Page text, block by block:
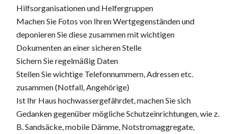
Hilfsorganisationen und Helfergruppen
Machen Sie Fotos von Ihren Wertgegenständen und
deponieren Sie diese zusammen mit wichtigen
Dokumenten an einer sicheren Stelle
Sichern Sie regelmäßig Daten
Stellen Sie wichtige Telefonnummern, Adressen etc.
zusammen (Notfall, Angehörige)
Ist Ihr Haus hochwassergefährdet, machen Sie sich
Gedanken gegenüber mögliche Schutzeinrichtungen, wie z.
B. Sandsäcke, mobile Dämme, Notstromaggregate,